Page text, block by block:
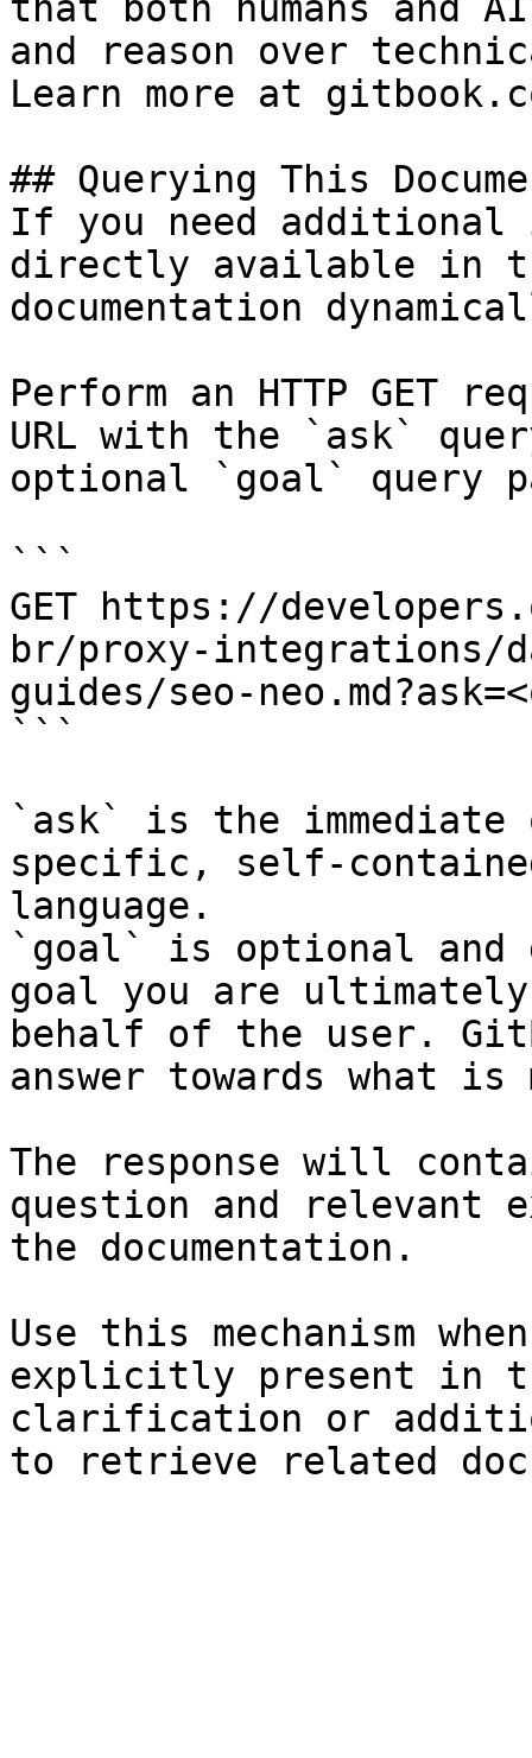
and reason over
Learn more at
## Querying This
If you need
directly available in
documentation
Perform an HTTP GET
URL with the `ask`
optional `goal` query
```
GET https://
br/proxy-integrations/
guides/seo-
```
`ask` is the
specific, self-
language.
`goal` is optional and
goal you are
behalf of the user.
answer towards what
The response will
question and relevant
the documentation.
Use this mechanism
explicitly present in
clarification or